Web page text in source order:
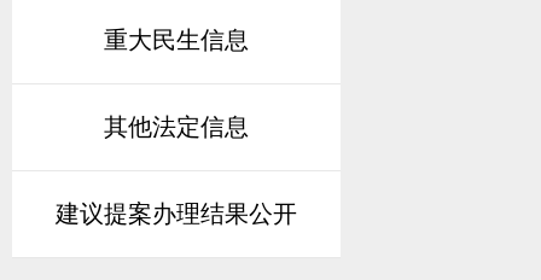
重大民生信息
其他法定信息
建议提案办理结果公开